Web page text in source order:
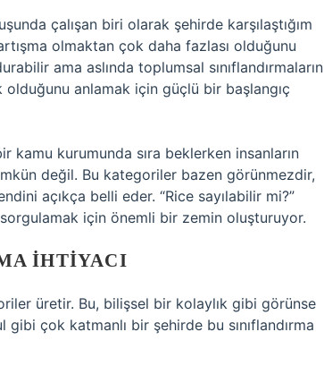
çalışan biri olarak şehirde karşılaştığım
olmaktan çok daha fazlası olduğunu
ama aslında toplumsal sınıflandırmaların
anlamak için güçlü bir başlangıç
kamu kurumunda sıra beklerken insanların
değil. Bu kategoriler bazen görünmezdir,
açıkça belli eder. “Rice sayılabilir mi?”
için önemli bir zemin oluşturuyor.
IHTIYACI
üretir. Bu, bilişsel bir kolaylık gibi görünse
çok katmanlı bir şehirde bu sınıflandırma